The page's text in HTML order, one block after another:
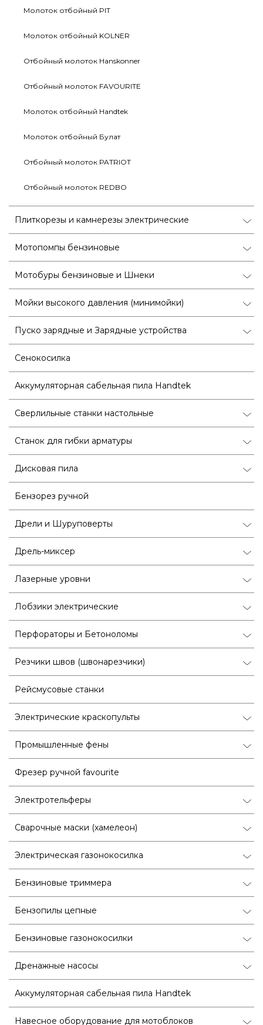
Молоток отбойный PIT
Молоток отбойный KOLNER
Отбойный молоток Hanskonner
Отбойный молоток FAVOURITE
Молоток отбойный Handtek
Молоток отбойный Булат
Отбойный молоток PATRIOT
Отбойный молоток REDBO
Плиткорезы и камнерезы электрические
Мотопомпы бензиновые
Мотобуры бензиновые и Шнеки
Мойки высокого давления (минимойки)
Пуско зарядные и Зарядные устройства
Сенокосилка
Аккумуляторная сабельная пила Handtek
Сверлильные станки настольные
Станок для гибки арматуры
Дисковая пила
Бензорез ручной
Дрели и Шуруповерты
Дрель-миксер
Лазерные уровни
Лобзики электрические
Перфораторы и Бетоноломы
Резчики швов (швонарезчики)
Рейсмусовые станки
Электрические краскопульты
Промышленные фены
Фрезер ручной favourite
Электротельферы
Сварочные маски (хамелеон)
Электрическая газонокосилка
Бензиновые триммера
Бензопилы цепные
Бензиновые газонокосилки
Дренажные насосы
Аккумуляторная сабельная пила Handtek
Навесное оборудование для мотоблоков